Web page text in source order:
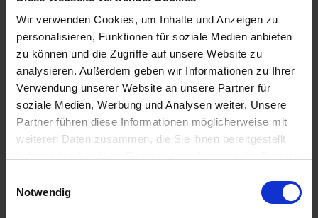
Wir verwenden Cookies, um Inhalte und Anzeigen zu
personalisieren, Funktionen für soziale Medien anbieten
zu können und die Zugriffe auf unsere Website zu
analysieren. Außerdem geben wir Informationen zu Ihrer
Verwendung unserer Website an unsere Partner für
soziale Medien, Werbung und Analysen weiter. Unsere
Partner führen diese Informationen möglicherweise mit
weiteren Daten zusammen, die Sie ihnen bereitgestellt
Notwendig
Injektor-
Flachstrahldüse 110
Grad
zzgl. MwSt.
34,57 € / St
ZUM PRODUKT
Lechler Antidrift-
Düse AD 90 Grad
Keramik
zzgl. MwSt.
9,23 € / St
ZUM PRODUKT
Anmelden für Ihren persönlichen Preis